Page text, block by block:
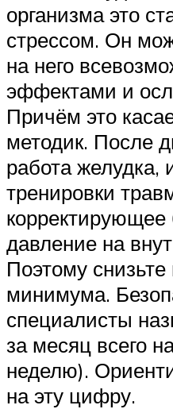
организма это
стрессом. Он
на него
эффектами и
Причём это
методик. После
работа желудка,
тренировки
корректирующее
давление на
Поэтому снизьте
минимума.
специалисты
за месяц всего
неделю).
на эту цифру.